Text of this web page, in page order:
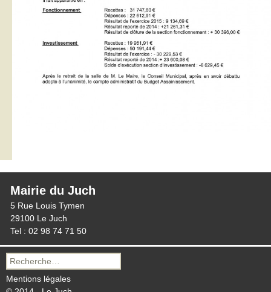
Mairie du Juch
5 Rue Louis Tymen
29100 Le Juch
Tel : 02 98 74 71 50
Recherche
pour :
Mentions légales